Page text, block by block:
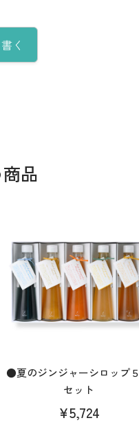
く
品
●夏のジンジャーシロップ
セット
¥5,724